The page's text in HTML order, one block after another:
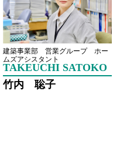
建築事業部 営業グループ ホー
ムズアシスタント
TAKEUCHI SATOKO
竹内 聡子